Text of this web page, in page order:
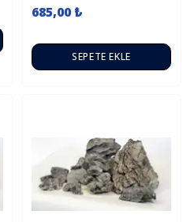
685,00 ₺
SEPETE EKLE